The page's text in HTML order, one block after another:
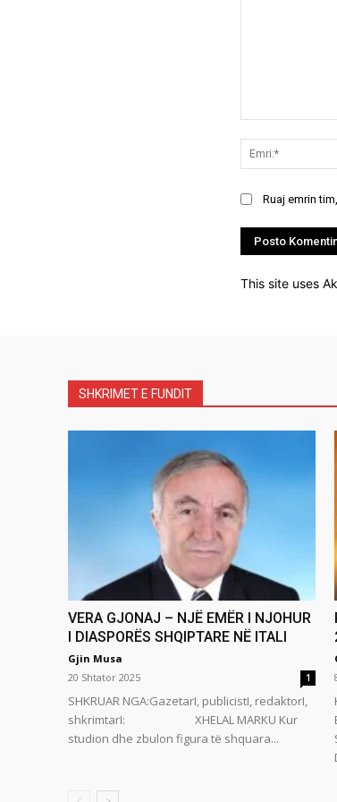
Ruaj emrin
This site uses
SHKRIMET E FUNDIT
VERA GJONAJ – NJË EMËR I NJOHUR
I DIASPORËS SHQIPTARE NË ITALI
Gjin Musa
20 Shtator 2025
1
SHKRUAR NGA:GazetarI, publicistI, redaktorI,
shkrimtarI: XHELAL MARKU Kur
studion dhe zbulon figura të shquara...